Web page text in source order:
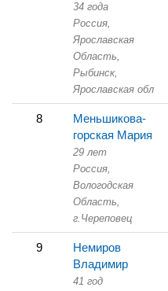
34 года
Россия,
Ярославская
Область,
Рыбинск,
Ярославская обл
8
Меньшикова-
горская Мария
29 лет
Россия,
Вологодская
Область,
г.Череповец
9
Немиров
Владимир
41 год